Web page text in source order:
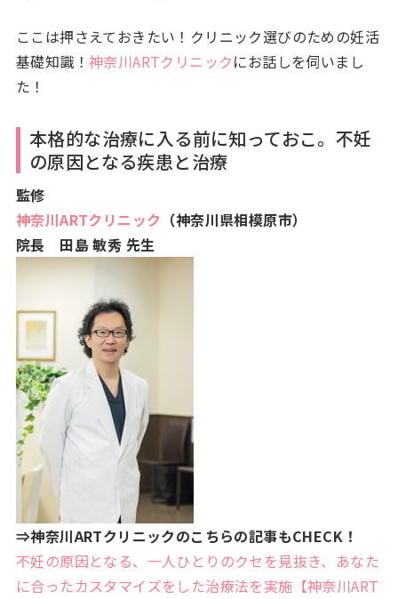
ここは押さえておきたい！クリニック選びのための妊活
基礎知識！ 神奈川ARTクリニックにお話しを伺いまし
た！
本格的な治療に入る前に知っておこ。不妊
の原因となる疾患と治療
監修
神奈川ARTクリニック （神奈川県相模原市）
院長 田島 敏秀 先生
⇒神奈川ARTクリニックのこちらの記事もCHECK！
不妊の原因となる、一人ひとりのクセを見抜き、あなた
に合ったカスタマイズをした治療法を実施【神奈川ART